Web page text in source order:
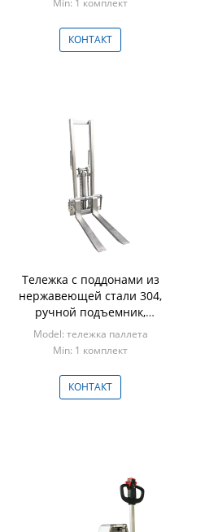
Min: 1 комплект
КОНТАКТ
Тележка с поддонами из
нержавеющей стали 304,
ручной подъемник,
гидравлический вилочный
погрузчик
Model: тележка паллета
Min: 1 комплект
КОНТАКТ